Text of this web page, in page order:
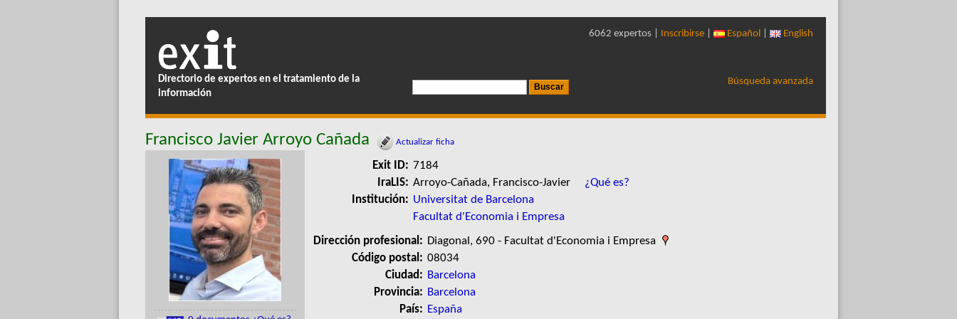
Directorio de expertos en el tratamiento de la
información
6062 expertos | Inscribirse Español English
Búsqueda avanzada
Francisco Javier Arroyo Cañada Actualizar ficha
Exit ID: 7184
IraLIS: Arroyo-Cañada, Francisco-Javier ¿Qué es?
Institución: Universitat de Barcelona
Facultat d'Economia i Empresa
Dirección profesional: Diagonal, 690 - Facultat d'Economia i Empresa
Código postal: 08034
Ciudad: Barcelona
Provincia: Barcelona
País: España